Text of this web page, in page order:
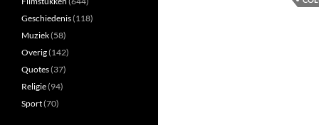
Geschiedenis(118)
Muziek(58)
Overig(142)
Quotes(37)
Religie(94)
Sport(70)